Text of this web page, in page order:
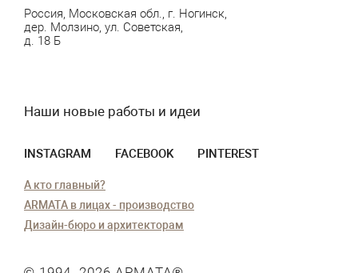
Россия, Московская обл., г. Ногинск,
дер. Молзино, ул. Советская,
д. 18 Б
Наши новые работы и идеи
INSTAGRAM FACEBOOK PINTEREST
А кто главный?
ARMATA в лицах - производство
Дизайн-бюро и архитекторам